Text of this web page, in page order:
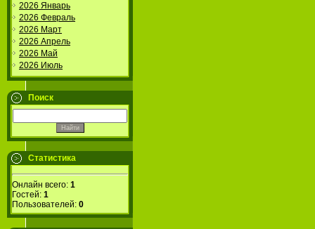
2026 Январь
2026 Февраль
2026 Март
2026 Апрель
2026 Май
2026 Июль
Поиск
Статистика
Онлайн всего: 1
Гостей: 1
Пользователей: 0